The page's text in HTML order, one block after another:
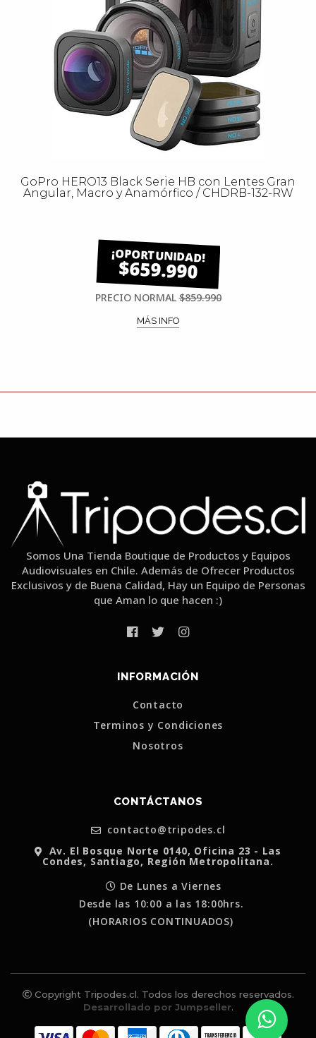
GoPro HERO13 Black Serie HB con Lentes Gran
Angular, Macro y Anamórfico / CHDRB-132-RW
$659.990
PRECIO NORMAL$859.990
MÁS INFO
Somos Una Tienda Boutique de Productos y Equipos
Audiovisuales en Chile. Además de Ofrecer Productos
Exclusivos y de Buena Calidad, Hay un Equipo de Personas
que Aman lo que hacen :)
INFORMACIÓN
Contacto
Terminos y Condiciones
Nosotros
CONTÁCTANOS
contacto@tripodes.cl
Av. El Bosque Norte 0140, Oficina 23 - Las
Condes, Santiago, Región Metropolitana.
De Lunes a Viernes
Desde las 10:00 a las 18:00hrs.
(HORARIOS CONTINUADOS)
Copyright Tripodes.cl. Todos los derechos reservados.
Desarrollado por Jumpseller.